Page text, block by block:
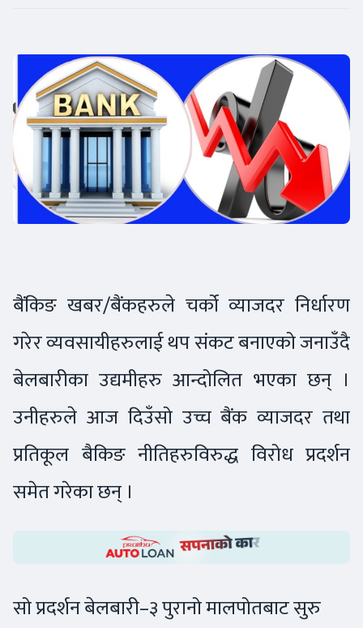
बैंकिङ खबर/बैंकहरुले चर्को व्याजदर निर्धारण
गरेर व्यवसायीहरुलाई थप संकट बनाएको जनाउँदै
बेलबारीका उद्यमीहरु आन्दोलित भएका छन् ।
उनीहरुले आज दिउँसो उच्च बैंक व्याजदर तथा
प्रतिकूल बैकिङ नीतिहरुविरुद्ध विरोध प्रदर्शन
समेत गरेका छन् ।
सो प्रदर्शन बेलबारी–३ पुरानो मालपोतबाट सुरु